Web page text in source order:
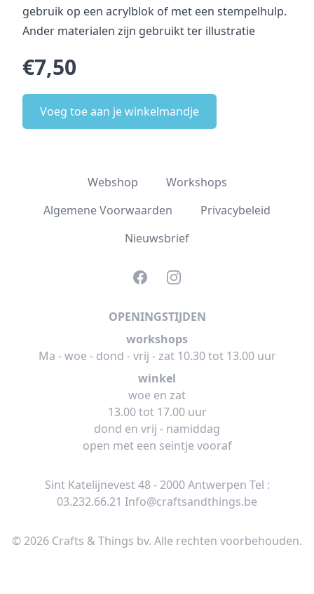
gebruik op een acrylblok of met een stempelhulp.
Ander materialen zijn gebruikt ter illustratie
€7,50
Voeg toe aan je winkelmandje
Webshop
Workshops
Algemene Voorwaarden
Privacybeleid
Nieuwsbrief
FacebookInstagram
OPENINGSTIJDEN
workshops
Ma - woe - dond - vrij - zat 10.30 tot 13.00 uur
winkel
woe en zat
13.00 tot 17.00 uur
dond en vrij - namiddag
open met een seintje vooraf
Sint Katelijnevest 48 - 2000 Antwerpen Tel :
03.232.66.21 Info@craftsandthings.be
© 2026 Crafts & Things bv. Alle rechten voorbehouden.